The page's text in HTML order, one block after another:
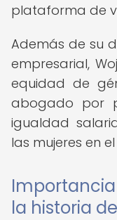
plataforma de
Además de su
empresarial,
equidad de
abogado por
igualdad
las mujeres en
Importancia
la historia